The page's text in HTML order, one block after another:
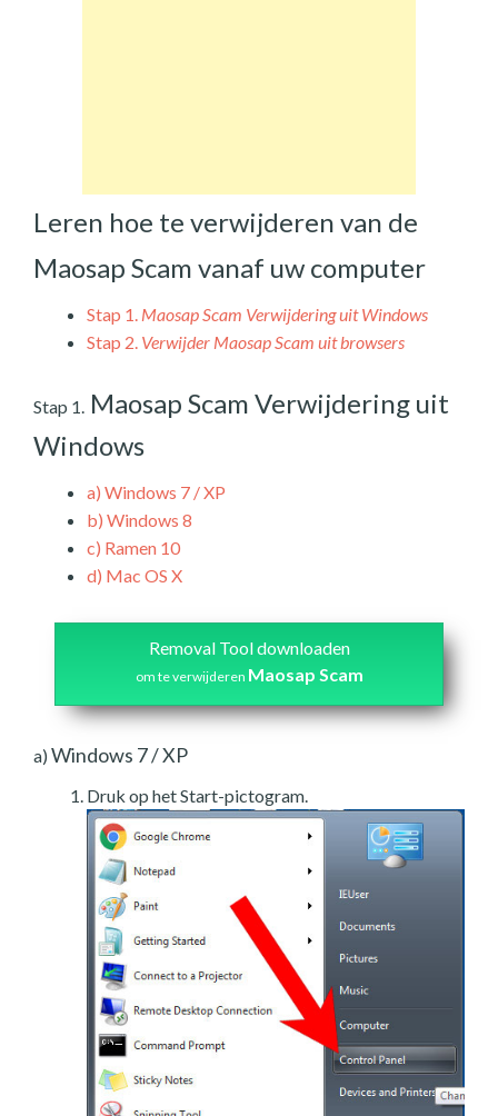
Leren hoe te verwijderen van de
Maosap Scam vanaf uw computer
Stap 1. Maosap Scam Verwijdering uit Windows
Stap 2. Verwijder Maosap Scam uit browsers
Stap 1. Maosap Scam Verwijdering uit
Windows
a) Windows 7 / XP
b) Windows 8
c) Ramen 10
d) Mac OS X
Removal Tool downloaden
om te verwijderen Maosap Scam
a) Windows 7 / XP
Druk op het Start-pictogram.